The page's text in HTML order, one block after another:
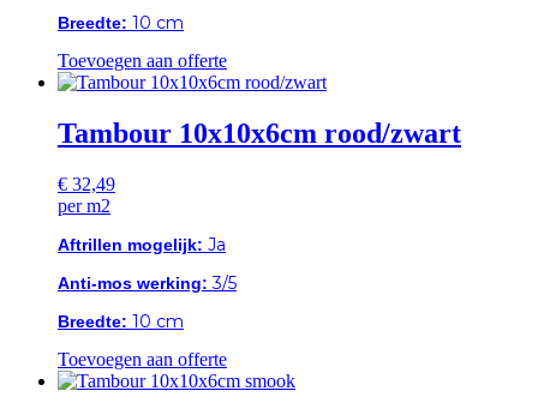
Breedte: 10 cm
Toevoegen aan offerte
Tambour 10x10x6cm rood/zwart
€ 32,49
per m2
Aftrillen mogelijk: Ja
Anti-mos werking: 3/5
Breedte: 10 cm
Toevoegen aan offerte